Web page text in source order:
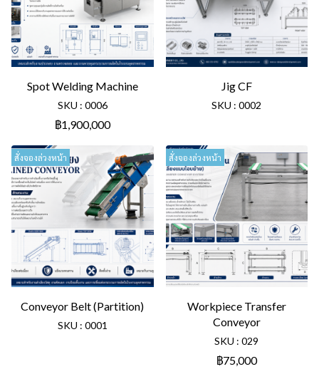
Spot Welding Machine
SKU : 0006
฿1,900,000
Jig CF
SKU : 0002
สั่งจองล่วงหน้า
Conveyor Belt (Partition)
SKU : 0001
สั่งจองล่วงหน้า
Workpiece Transfer
Conveyor
SKU : 029
฿75,000